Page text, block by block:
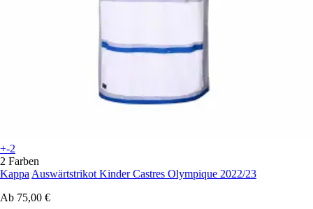
+-2
2 Farben
Kappa Auswärtstrikot Kinder Castres Olympique 2022/23
Ab 75,00 €